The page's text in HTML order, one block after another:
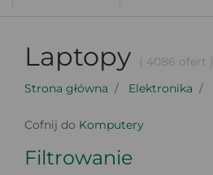
Laptopy
( 4086 ofert )
Strona główna
Elektronika
Cofnij do Komputery
Filtrowanie